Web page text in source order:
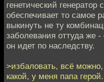
генетический
обеспечивает то самое
выкинуть не ту
заболевания оттуда же
он идет по наследству.
>избаловать, всё
какой, у меня папа герой.